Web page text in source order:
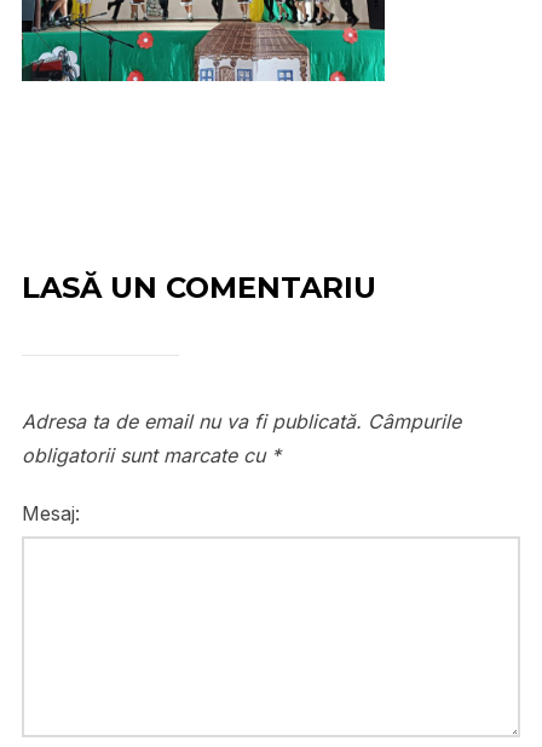
LASĂ UN COMENTARIU
Adresa ta de email nu va fi publicată. Câmpurile
obligatorii sunt marcate cu *
Mesaj: